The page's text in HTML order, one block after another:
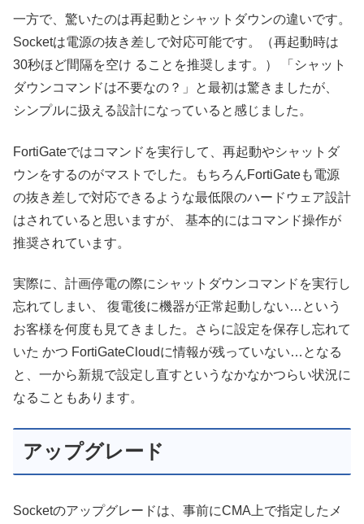
一方で、驚いたのは再起動とシャットダウンの違いです。
Socketは電源の抜き差しで対応可能です。（再起動時は
30秒ほど間隔を空け ることを推奨します。） 「シャット
ダウンコマンドは不要なの？」と最初は驚きましたが、
シンプルに扱える設計になっていると感じました。
FortiGateではコマンドを実行して、再起動やシャットダ
ウンをするのがマストでした。
もちろんFortiGateも電源
の抜き差しで対応できるような最低限のハードウェア設計
はされていると思いますが、 基本的にはコマンド操作が
推奨されています。
実際に、計画停電の際にシャットダウンコマンドを実行し
忘れてしまい、 復電後に機器が正常起動しない…という
お客様を何度も見てきました。さらに設定を保存し忘れて
いた かつ FortiGateCloudに情報が残っていない…となる
と、一から新規で設定し直すというなかなかつらい状況に
なることもあります。
アップグレード
Socketのアップグレードは、事前にCMA上で指定したメ